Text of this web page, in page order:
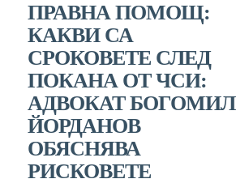
ПРАВНА ПОМОЩ:
КАКВИ СА
СРОКОВЕТЕ СЛЕД
ПОКАНА ОТ ЧСИ:
АДВОКАТ БОГОМИЛ
ЙОРДАНОВ
ОБЯСНЯВА
РИСКОВЕТЕ